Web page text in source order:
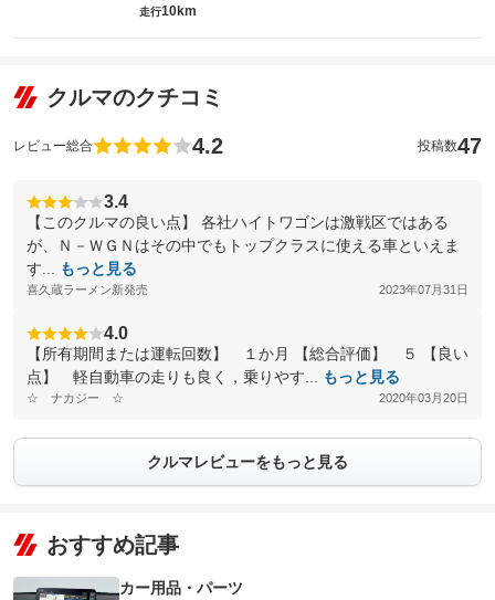
走行10km
クルマのクチコミ
レビュー総合 4.2 投稿数47
3.4
【このクルマの良い点】 各社ハイトワゴンは激戦区ではある
が、Ｎ－ＷＧＮはその中でもトップクラスに使える車といえま
す...
もっと見る
喜久蔵ラーメン新発売 2023年07月31日
4.0
【所有期間または運転回数】 １か月 【総合評価】 ５ 【良い
点】 軽自動車の走りも良く，乗りやす...
もっと見る
☆ ナカジー ☆ 2020年03月20日
クルマレビューをもっと見る
おすすめ記事
カー用品・パーツ